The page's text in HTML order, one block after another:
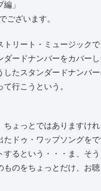
」
ございます。
トリート・ミュージック
ダードナンバーをカバー
したスタンダードナンバー
行こうという。
ちょっとではありますけ
たドゥ・ワップソングを
するという・・・ま、そ
ものをちょっとだけ、お